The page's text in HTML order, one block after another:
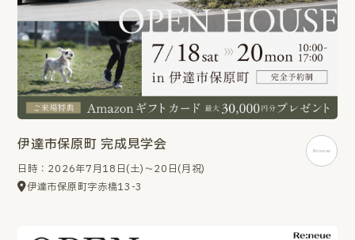
伊達市保原町 完成見学会
日時：2026年7月18日(土)～20日(月祝)
伊達市保原町字赤橋13-3